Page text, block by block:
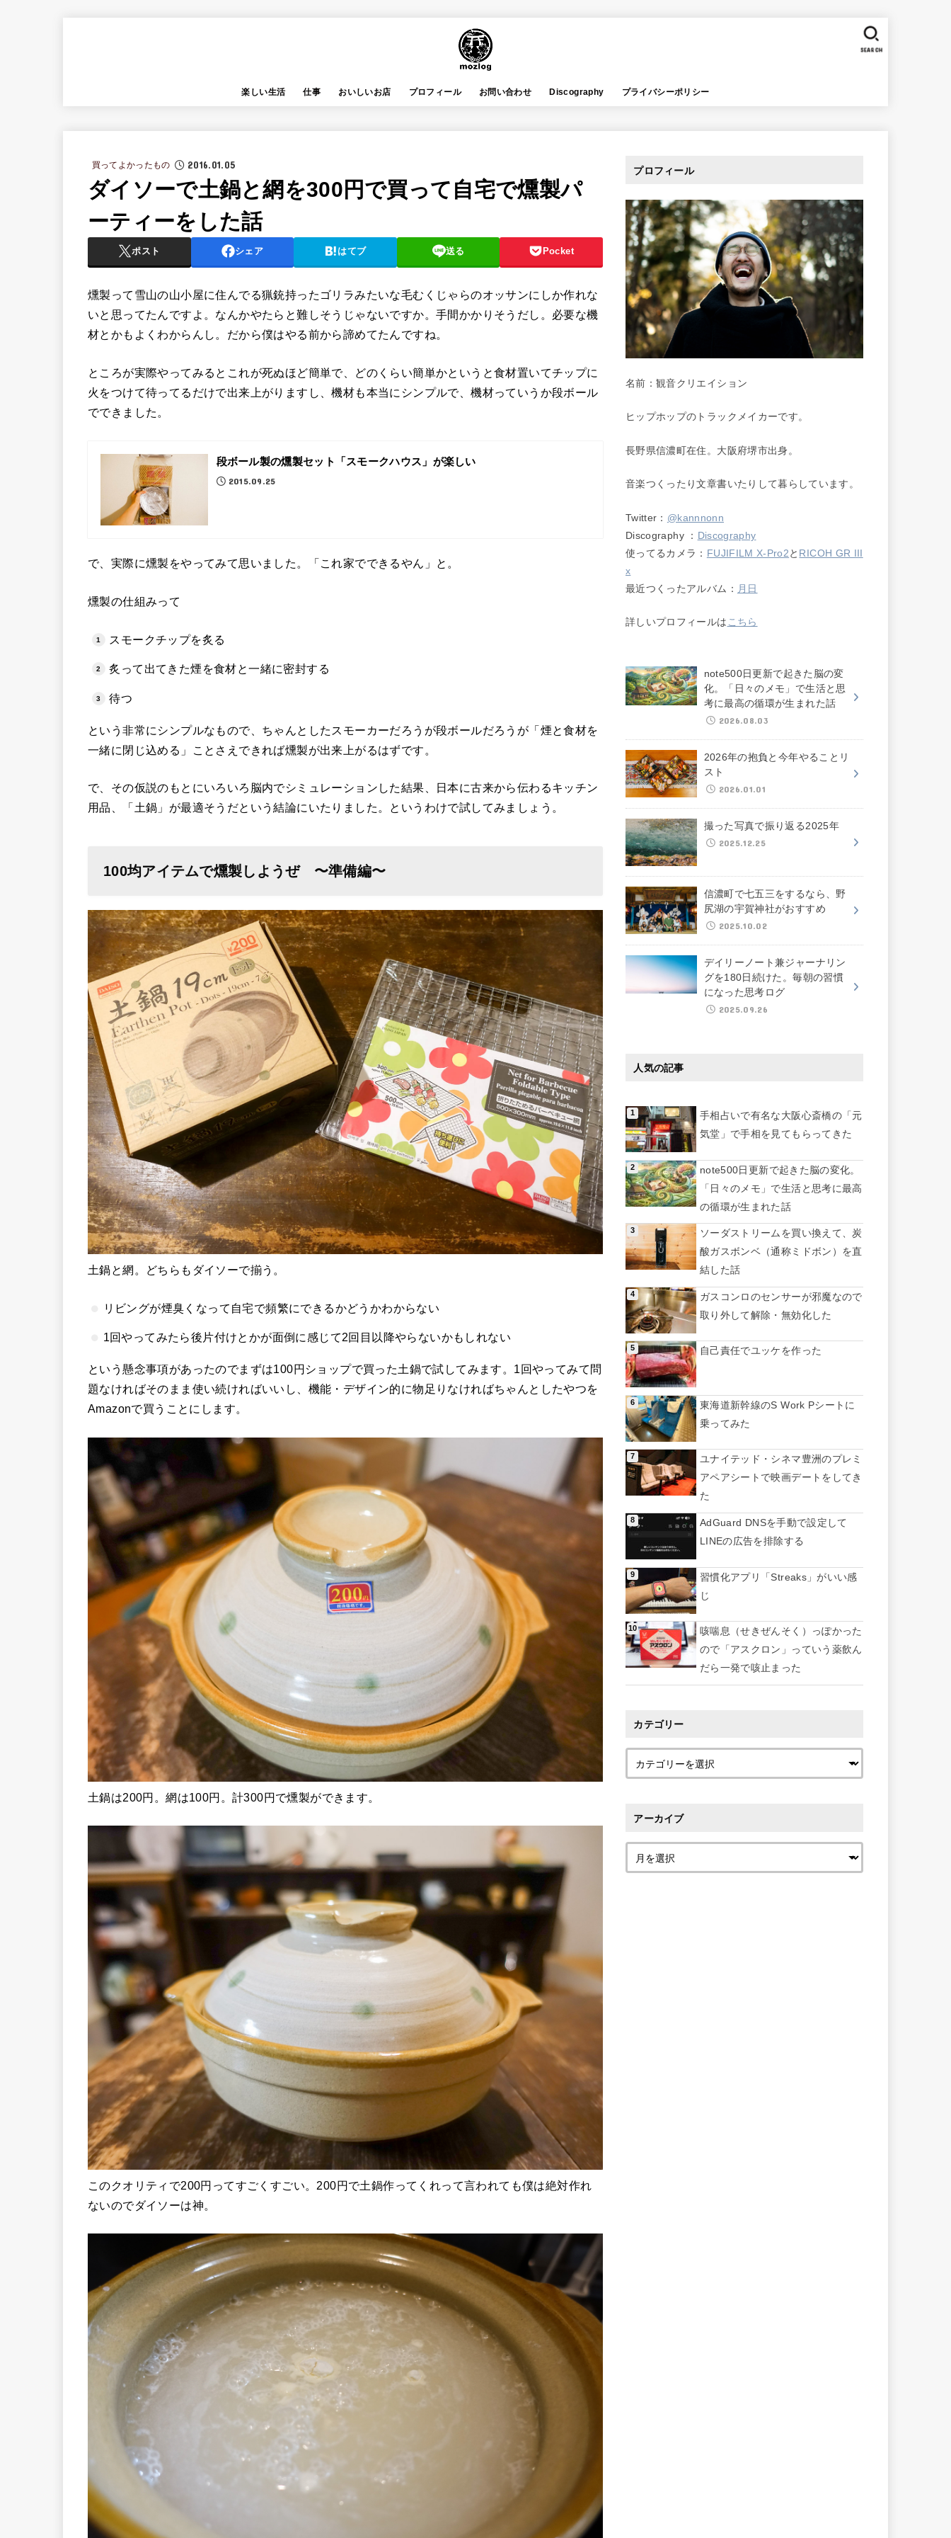
楽しい生活 仕事 おいしいお店 プロフィール お問い合わせ Discography プライバシーポリシー
SEARCH
買ってよかったもの 2016.01.05
ダイソーで土鍋と網を300円で買って自宅で燻製パ
ーティーをした話
ポスト シェア はてブ 送る Pocket
燻製って雪山の山小屋に住んでる猟銃持ったゴリラみたいな毛むくじゃらのオッサンにしか作れな
いと思ってたんですよ。なんかやたらと難しそうじゃないですか。手間かかりそうだし。必要な機
材とかもよくわからんし。だから僕はやる前から諦めてたんですね。
ところが実際やってみるとこれが死ぬほど簡単で、どのくらい簡単かというと食材置いてチップに
火をつけて待ってるだけで出来上がりますし、機材も本当にシンプルで、機材っていうか段ボール
でできました。
段ボール製の燻製セット「スモークハウス」が楽しい
2015.09.25
で、実際に燻製をやってみて思いました。「これ家でできるやん」と。
燻製の仕組みって
スモークチップを炙る
炙って出てきた煙を食材と一緒に密封する
待つ
という非常にシンプルなもので、ちゃんとしたスモーカーだろうが段ボールだろうが「煙と食材を
一緒に閉じ込める」ことさえできれば燻製が出来上がるはずです。
で、その仮説のもとにいろいろ脳内でシミュレーションした結果、日本に古来から伝わるキッチン
用品、「土鍋」が最適そうだという結論にいたりました。というわけで試してみましょう。
100均アイテムで燻製しようぜ 〜準備編〜
土鍋と網。どちらもダイソーで揃う。
リビングが煙臭くなって自宅で頻繁にできるかどうかわからない
1回やってみたら後片付けとかが面倒に感じて2回目以降やらないかもしれない
という懸念事項があったのでまずは100円ショップで買った土鍋で試してみます。1回やってみて問
題なければそのまま使い続ければいいし、機能・デザイン的に物足りなければちゃんとしたやつを
Amazonで買うことにします。
土鍋は200円。網は100円。計300円で燻製ができます。
このクオリティで200円ってすごくすごい。200円で土鍋作ってくれって言われても僕は絶対作れ
ないのでダイソーは神。
プロフィール
名前：観音クリエイション
ヒップホップのトラックメイカーです。
長野県信濃町在住。大阪府堺市出身。
音楽つくったり文章書いたりして暮らしています。
Twitter： @kannnonn
Discography ： Discography
使ってるカメラ： FUJIFILM X-Pro2と RICOH GR III
x
最近つくったアルバム： 月日
詳しいプロフィールは こちら
note500日更新で起きた脳の変
化。「日々のメモ」で生活と思
考に最高の循環が生まれた話
2026.08.03
2026年の抱負と今年やることリ
スト
2026.01.01
撮った写真で振り返る2025年
2025.12.25
信濃町で七五三をするなら、野
尻湖の宇賀神社がおすすめ
2025.10.02
デイリーノート兼ジャーナリン
グを180日続けた。毎朝の習慣
になった思考ログ
2025.09.26
人気の記事
手相占いで有名な大阪心斎橋の「元
気堂」で手相を見てもらってきた
note500日更新で起きた脳の変化。
「日々のメモ」で生活と思考に最高
の循環が生まれた話
ソーダストリームを買い換えて、炭
酸ガスボンベ（通称ミドボン）を直
結した話
ガスコンロのセンサーが邪魔なので
取り外して解除・無効化した
自己責任でユッケを作った
東海道新幹線のS Work Pシートに
乗ってみた
ユナイテッド・シネマ豊洲のプレミ
アペアシートで映画デートをしてき
た
AdGuard DNSを手動で設定して
LINEの広告を排除する
習慣化アプリ「Streaks」がいい感
じ
咳喘息（せきぜんそく）っぽかった
ので「アスクロン」っていう薬飲ん
だら一発で咳止まった
カテゴリー
アーカイブ